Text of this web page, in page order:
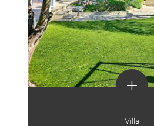
+
Villa